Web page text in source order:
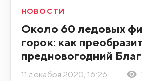
НОВОСТИ
Около 60 ледовых
горок: как
предновогодний
11 декабря 2020, 16:26